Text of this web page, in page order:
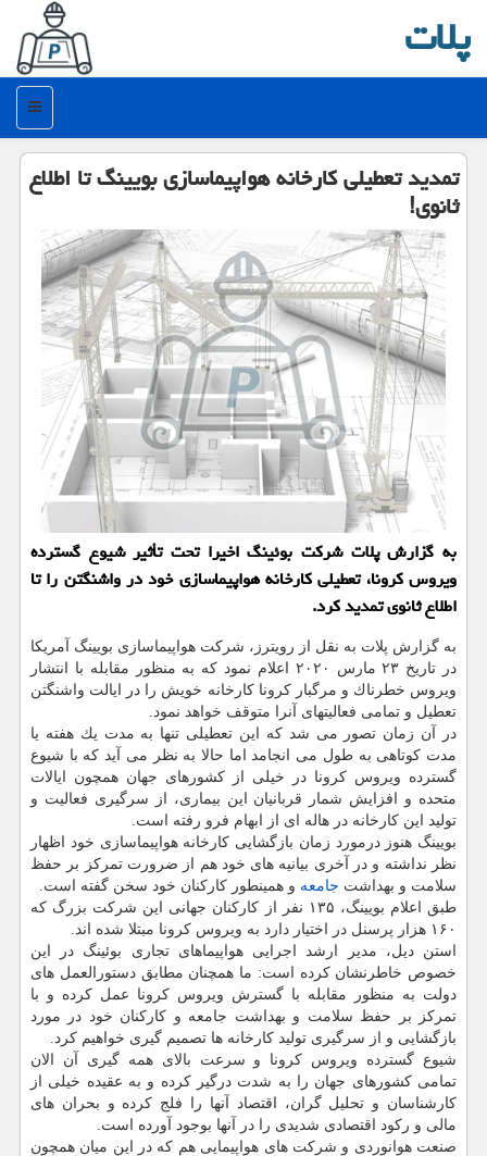
پلات
منو
تمدید تعطیلی كارخانه هواپیماسازی بویینگ تا اطلاع
ثانوی!
به گزارش پلات شركت بوئینگ اخیرا تحت تأثیر شیوع گسترده
ویروس كرونا، تعطیلی كارخانه هواپیماسازی خود در واشنگتن را تا
اطلاع ثانوی تمدید كرد.
به گزارش پلات به نقل از رویترز، شركت هواپیماسازی بویینگ آمریكا
در تاریخ ۲۳ مارس ۲۰۲۰ اعلام نمود كه به منظور مقابله با انتشار
ویروس خطرناك و مرگبار كرونا كارخانه خویش را در ایالت واشنگتن
تعطیل و تمامی فعالیتهای آنرا متوقف خواهد نمود.
در آن زمان تصور می شد كه این تعطیلی تنها به مدت یك هفته یا
مدت كوتاهی به طول می انجامد اما حالا به نظر می آید كه با شیوع
گسترده ویروس كرونا در خیلی از كشورهای جهان همچون ایالات
متحده و افزایش شمار قربانیان این بیماری، از سرگیری فعالیت و
تولید این كارخانه در هاله ای از ابهام فرو رفته است.
بویینگ هنوز درمورد زمان بازگشایی كارخانه هواپیماسازی خود اظهار
نظر نداشته و در آخری بیانیه های خود هم از ضرورت تمركز بر حفظ
سلامت و بهداشت جامعه و همینطور كاركنان خود سخن گفته است.
طبق اعلام بویینگ، ۱۳۵ نفر از كاركنان جهانی این شركت بزرگ كه
۱۶۰ هزار پرسنل در اختیار دارد به ویروس كرونا مبتلا شده اند.
استن دیل، مدیر ارشد اجرایی هواپیماهای تجاری بوئینگ در این
خصوص خاطرنشان كرده است: ما همچنان مطابق دستورالعمل های
دولت به منظور مقابله با گسترش ویروس كرونا عمل كرده و با
تمركز بر حفظ سلامت و بهداشت جامعه و كاركنان خود در مورد
بازگشایی و از سرگیری تولید كارخانه ها تصمیم گیری خواهیم كرد.
شیوع گسترده ویروس كرونا و سرعت بالای همه گیری آن الان
تمامی كشورهای جهان را به شدت درگیر كرده و به عقیده خیلی از
كارشناسان و تحلیل گران، اقتصاد آنها را فلج كرده و بحران های
مالی و ركود اقتصادی شدیدی را در آنها بوجود آورده است.
صنعت هوانوردی و شركت های هواپیمایی هم كه در این میان همچون